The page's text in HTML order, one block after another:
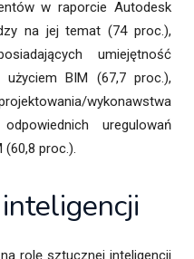
w raporcie Autodesk
na jej temat (74 proc.),
umiejętność
użyciem BIM (67,7 proc.),
wykonawstwa
uregulowań
(60,8 proc.).
rolę sztucznej inteligencji